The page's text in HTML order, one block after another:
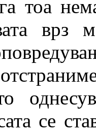
тоа
врз
се